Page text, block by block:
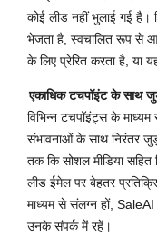
कोई लीड नहीं भुलाई गई है।
भेजता है, स्वचालित रूप से
के लिए प्रेरित करता है, या
एकाधिक टचपॉइंट के साथ
विभिन्न टचपॉइंट्स के
संभावनाओं के साथ निरंतर
तक कि सोशल मीडिया
लीड ईमेल पर बेहतर
माध्यम से संलग्न हों,
उनके संपर्क में रहें।